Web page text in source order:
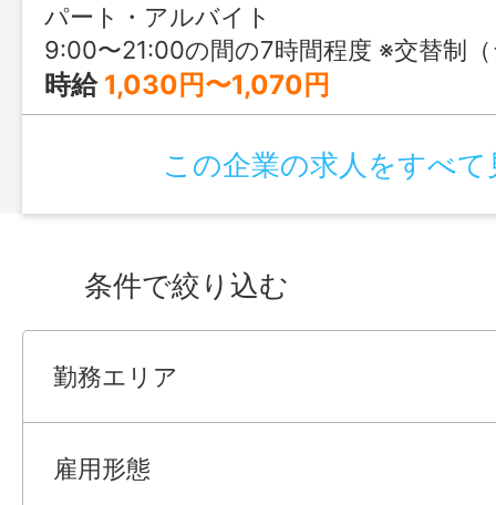
パート・アルバイト
9:00〜21:00の間の7時間程度 ※交替制（シフト制）
時給 1,030円〜1,070円
この企業の求人をすべて
条件で絞り込む
勤務エリア
雇用形態